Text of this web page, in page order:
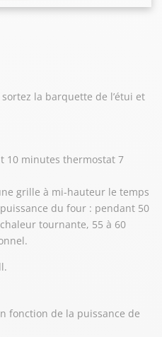
la barquette de l’étui et
10 minutes thermostat 7
grille à mi-hauteur le temps
du four : pendant 50
tournante, 55 à 60
fonction de la puissance de